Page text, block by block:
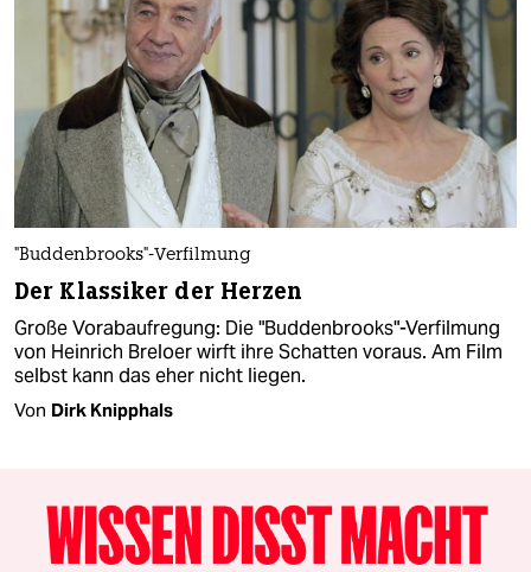
"Buddenbrooks"-Verfilmung
Der Klassiker der Herzen
Große Vorabaufregung: Die "Buddenbrooks"-Verfilmung
von Heinrich Breloer wirft ihre Schatten voraus. Am Film
selbst kann das eher nicht liegen.
Von Dirk Knipphals